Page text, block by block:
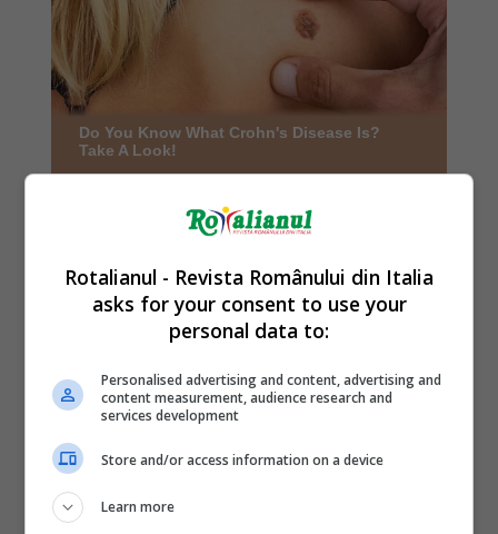
Rotalianul - Revista Românului din Italia
asks for your consent to use your
personal data to:
Personalised advertising and content, advertising and
content measurement, audience research and
services development
Store and/or access information on a device
Learn more